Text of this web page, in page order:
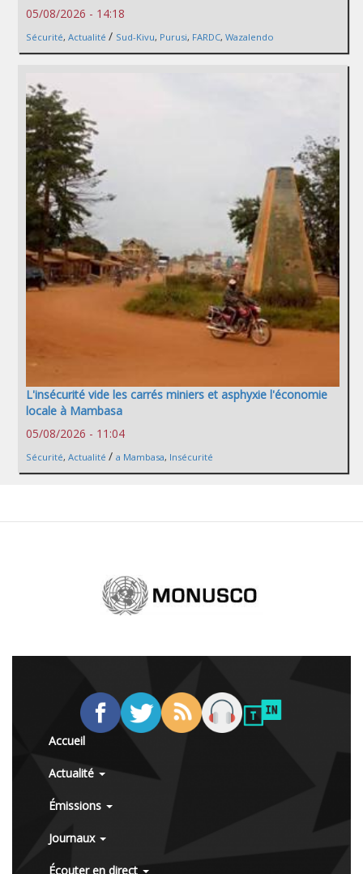
05/08/2026 - 14:18
Sécurité, Actualité / Sud-Kivu, Purusi, FARDC, Wazalendo
L'insécurité vide les carrés miniers et asphyxie l'économie
locale à Mambasa
05/08/2026 - 11:04
Sécurité, Actualité / a Mambasa, Insécurité
Accueil
Actualité
Émissions
Journaux
Écouter en direct